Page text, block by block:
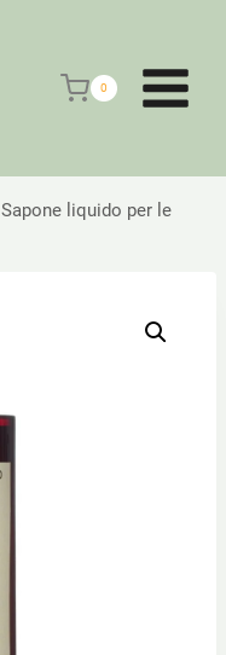
0
Sapone liquido per le